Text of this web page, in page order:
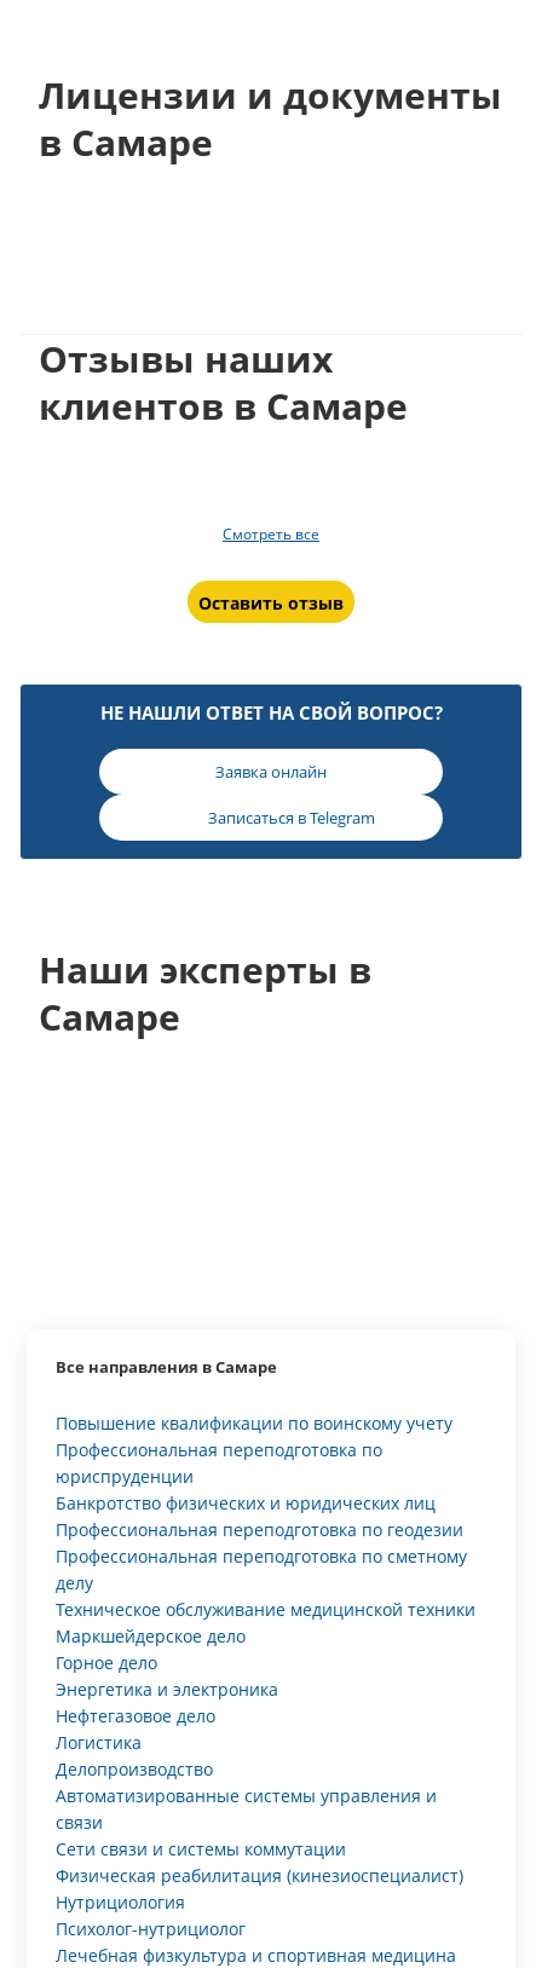
Лицензии и документы
в Самаре
Отзывы наших
клиентов в Самаре
Смотреть все
Оставить отзыв
НЕ НАШЛИ ОТВЕТ НА СВОЙ ВОПРОС?
Заявка онлайн
Записаться вTelegram
Наши эксперты в
Самаре
Все направления в Самаре
Повышение квалификации по воинскому учету
Профессиональная переподготовка по
юриспруденции
Банкротство физических и юридических лиц
Профессиональная переподготовка по геодезии
Профессиональная переподготовка по сметному
делу
Техническое обслуживание медицинской техники
Маркшейдерское дело
Горное дело
Энергетика и электроника
Нефтегазовое дело
Логистика
Делопроизводство
Автоматизированные системы управления и
связи
Сети связи и системы коммутации
Физическая реабилитация (кинезиоспециалист)
Нутрициология
Психолог-нутрициолог
Лечебная физкультура и спортивная медицина